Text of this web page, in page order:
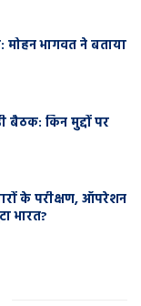
भागवत ने बताया
बैठक: किन मुद्दों पर
के परीक्षण, ऑपरेशन
भारत?